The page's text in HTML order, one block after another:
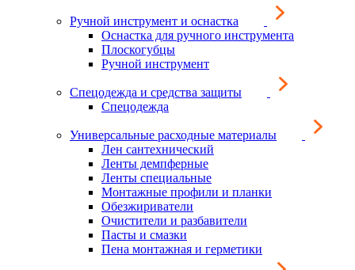
Ручной инструмент и оснастка
Оснастка для ручного инструмента
Плоскогубцы
Ручной инструмент
Спецодежда и средства защиты
Спецодежда
Универсальные расходные материалы
Лен сантехнический
Ленты демпферные
Ленты специальные
Монтажные профили и планки
Обезжириватели
Очистители и разбавители
Пасты и смазки
Пена монтажная и герметики